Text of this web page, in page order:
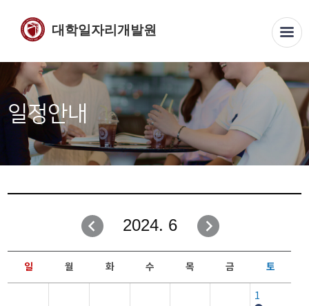
대학일자리개발원
일정안내
2024. 6
일 월 화 수 목 금 토
1